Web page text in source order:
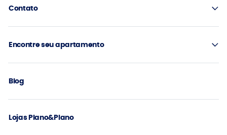
Contato
Encontre seu apartamento
Blog
Lojas Plano&Plano